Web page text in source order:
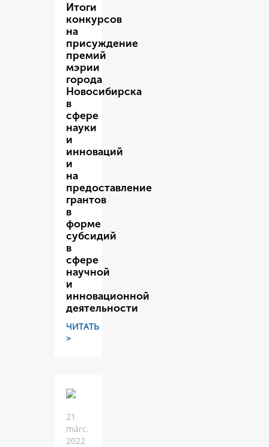
Итоги
конкурсов
на
присуждение
премий
мэрии
города
Новосибирска
в
сфере
науки
и
инноваций
и
на
предоставление
грантов
в
форме
субсидий
в
сфере
научной
и
инновационной
деятельности
ЧИТАТЬ
>
21
márc.
2022